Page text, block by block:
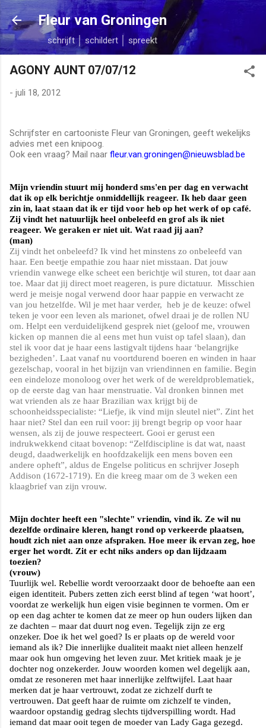
Doorgaan naar hoofdcontent
Fleur van Groningen
schrijft │ schildert │ spreekt
AGONY AUNT 07/07/12
- juli 18, 2012
Schrijfster en cartooniste Fleur van Groningen, geeft wekelijks
advies met een knipoog.
Ook een vraag? Mail naar fleur.van.groningen@nieuwsblad.be
Mijn vriendin stuurt mij honderd sms'en per dag en verwacht
dat ik op elk berichtje onmiddellijk reageer. Ik heb daar geen
zin in, laat staan dat ik er tijd voor heb op het werk of op café.
Zij vindt het natuurlijk heel onbeleefd en grof als ik niet
reageer. We geraken er niet uit. Wat raad jij aan?
(man)
Zij vindt het onbeleefd? Ik vind het minstens zo onbeleefd van
haar. Een beetje empathie zou haar niet misstaan. Dat jouw
vriendin vanwege elke scheet een berichtje wil sturen, tot daar aan
toe. Maar dat jij direct moet reageren, is pure dictatuur. Misschien
werd je meisje nogal verwend door haar pappie en verwacht ze
van jou hetzelfde. Wil je met haar verder, heb je de keuze: ofwel
teken je voor een leven als marionet, ofwel draai je de rollen NU
om. Helpt een verduidelijkend gesprek niet (geloof me, vrouwen
kicken op mannen die al eens met hun vuist op tafel slaan), dan
stel ik voor dat je haar eens lastigvalt tijdens haar ‘belangrijke
bezigheden’. Laat vanaf nu voortdurend boeren en winden in haar
gezelschap, vooral in het bijzijn van vriendinnen en familie. Begin
een eindeloze monoloog over het werk of de wereldproblematiek,
op de eerste dag van haar menstruatie. Val dronken binnen met
wat vrienden als ze haar Brazilian wax krijgt bij de
schoonheidsspecialiste: “Liefje, ik vind mijn sleutel niet”. Zint het
haar niet? Stel dan een ruil voor: jij brengt begrip op voor haar
wensen, als zij de jouwe respecteert. Gooi er gerust een
indrukwekkend citaat bovenop: “Zelfdiscipline is dat wat, naast
deugd, daadwerkelijk en hoofdzakelijk een mens boven een
andere opheft”, aldus de Engelse politicus en schrijver Joseph
Addison (1672-1719). En die kreeg maar om de 3 weken een
klaagbrief van zijn vrouw.
Mijn dochter heeft een "slechte" vriendin, vind ik. Ze wil nu
dezelfde ordinaire kleren, hangt rond op verkeerde plaatsen,
houdt zich niet aan onze afspraken. Hoe meer ik ervan zeg, hoe
erger het wordt. Zit er echt niks anders op dan lijdzaam
toezien?
(vrouw)
Tuurlijk wel. Rebellie wordt veroorzaakt door de behoefte aan een
eigen identiteit. Pubers zetten zich eerst blind af tegen ‘wat hoort’,
voordat ze werkelijk hun eigen visie beginnen te vormen. Om er
op een dag achter te komen dat ze meer op hun ouders lijken dan
ze dachten – maar dat duurt nog even. Tegelijk zijn ze erg
onzeker. Doe ik het wel goed? Is er plaats op de wereld voor
iemand als ik? Die innerlijke dualiteit maakt niet alleen henzelf
maar ook hun omgeving het leven zuur. Met kritiek maak je je
dochter nog onzekerder. Jouw woorden komen wel degelijk aan,
omdat ze resoneren met haar innerlijke zelftwijfel. Laat haar
merken dat je haar vertrouwt, zodat ze zichzelf durft te
vertrouwen. Dat geeft haar de ruimte om zichzelf te vinden,
waardoor opstandig gedrag slechts tijdverspilling wordt. Had
iemand dat maar ooit tegen de moeder van Lady Gaga gezegd.